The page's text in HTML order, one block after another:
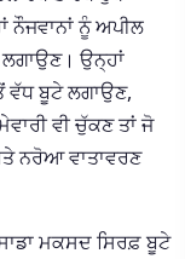
ਨੌਜਵਾਨਾਂ ਨੂੰ ਅਪੀਲ
ਲਗਾਉਣ। ਉਨ੍ਹਾਂ
ਵੱਧ ਬੂਟੇ ਲਗਾਉਣ,
ਵੀ ਚੁੱਕਣ ਤਾਂ ਜੋ
ਨਰੋਆ ਵਾਤਾਵਰਣ
ਮਕਸਦ ਸਿਰਫ਼ ਬੂਟੇ